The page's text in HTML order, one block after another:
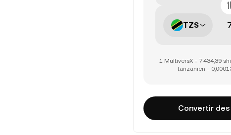
TZS
1 MultiversX = 7 434,39
tanzanien =
Convertir des